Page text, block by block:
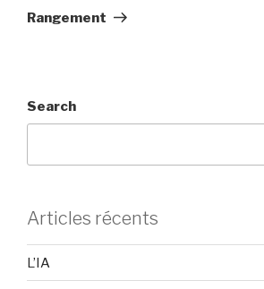
Post
Rangement
Search
Articles récents
L’IA